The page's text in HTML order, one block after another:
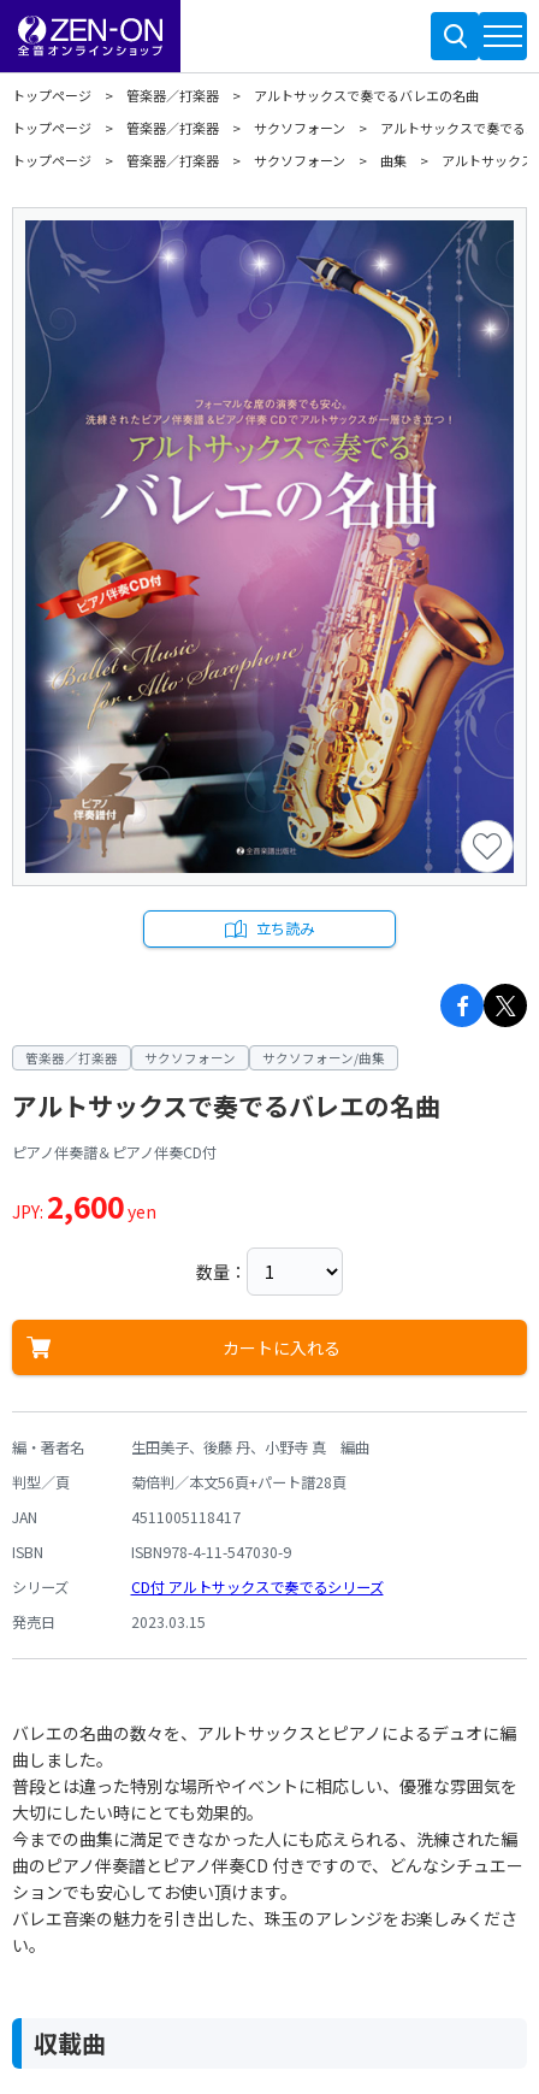
トップページ 管楽器／打楽器
アルトサックスで奏でるバレエの名曲
トップページ
管楽器／打楽器 サクソフォーン
アルトサックスで奏でる
トップページ
管楽器／打楽器 サクソフォーン 曲集 アルトサック
立ち読み
管楽器／打楽器 サクソフォーン サクソフォーン/曲集
アルトサックスで奏でるバレエの名曲
ピアノ伴奏譜＆ピアノ伴奏CD付
JPY: 2,600yen
数量：
カートに入れる
編・著者名
生田美子、後藤 丹、小野寺 真 編曲
判型／頁
菊倍判／本文56頁+パート譜28頁
JAN
4511005118417
ISBN
ISBN978-4-11-547030-9
シリーズ
CD付 アルトサックスで奏でるシリーズ
発売日
2023.03.15
バレエの名曲の数々を、アルトサックスとピアノによるデュオに編
曲しました。
普段とは違った特別な場所やイベントに相応しい、優雅な雰囲気を
大切にしたい時にとても効果的。
今までの曲集に満足できなかった人にも応えられる、洗練された編
曲のピアノ伴奏譜とピアノ伴奏CD 付きですので、どんなシチュエー
ションでも安心してお使い頂けます。
バレエ音楽の魅力を引き出した、珠玉のアレンジをお楽しみくださ
い。
収載曲